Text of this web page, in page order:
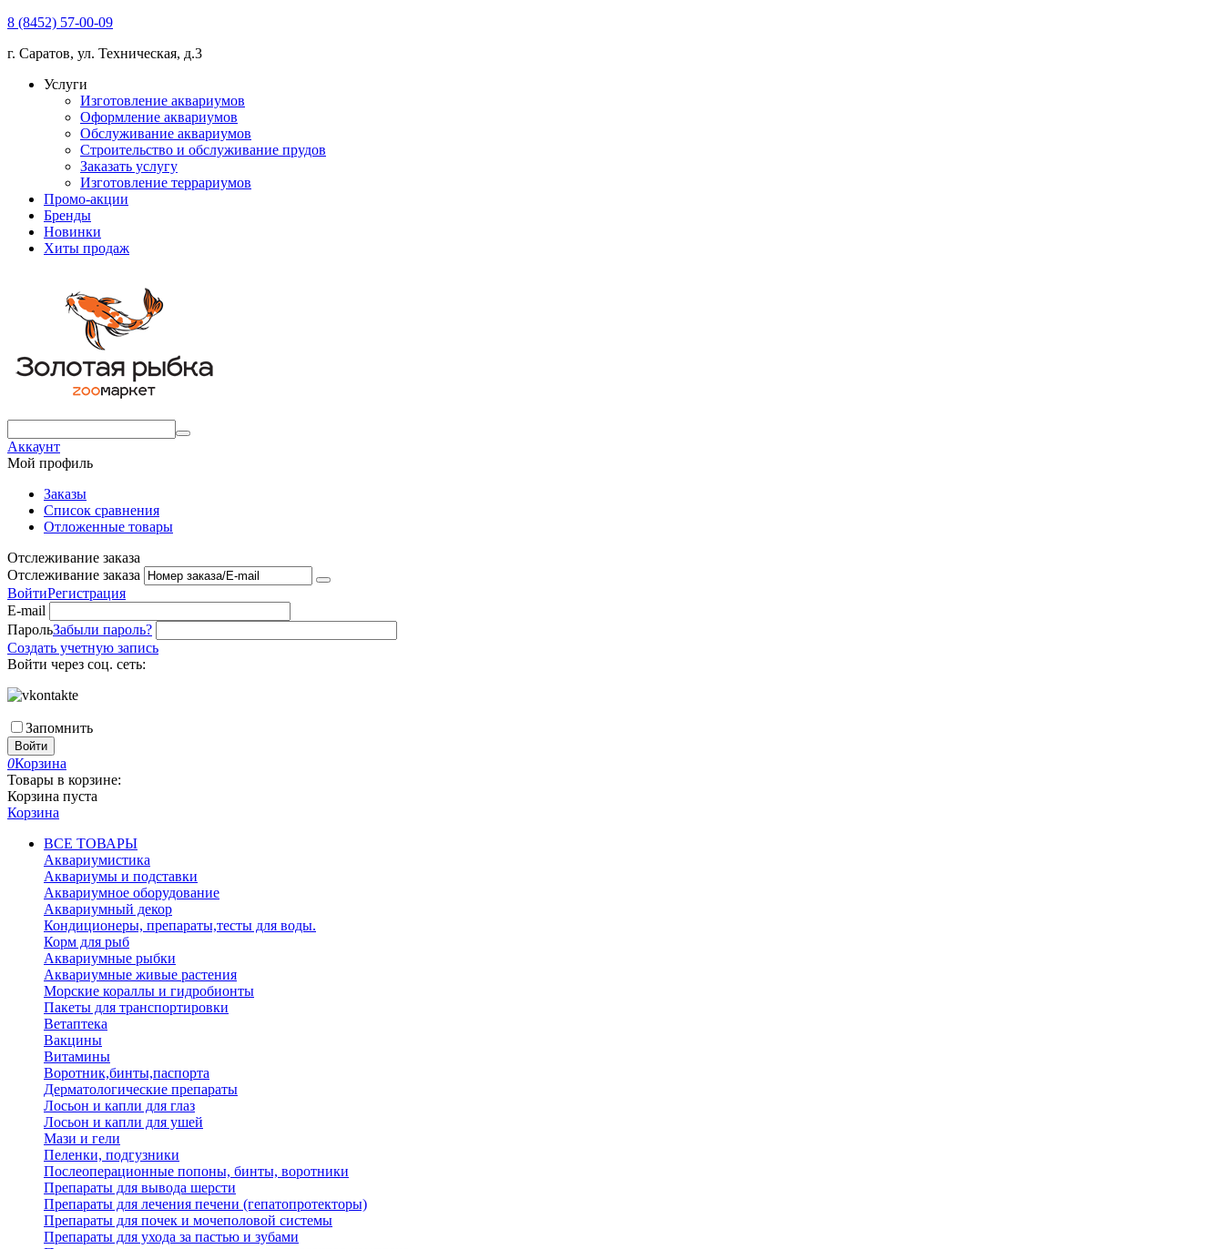
8 (8452) 57-00-09
г. Саратов, ул. Техническая, д.3
Услуги
Изготовление аквариумов
Оформление аквариумов
Обслуживание аквариумов
Строительство и обслуживание прудов
Заказать услугу
Изготовление террариумов
Промо-акции
Бренды
Новинки
Хиты продаж
Аккаунт
Мой профиль
Заказы
Список сравнения
Отложенные товары
Отслеживание заказа
Отслеживание заказа
ВойтиРегистрация
E-mail
ПарольЗабыли пароль?
Создать учетную запись
Войти через соц. сеть:
Запомнить
Войти
0Корзина
Товары в корзине:
Корзина пуста
Корзина
ВСЕ ТОВАРЫ
Аквариумистика
Аквариумы и подставки
Аквариумное оборудование
Аквариумный декор
Кондиционеры, препараты,тесты для воды.
Корм для рыб
Аквариумные рыбки
Аквариумные живые растения
Морские кораллы и гидробионты
Пакеты для транспортировки
Ветаптека
Вакцины
Витамины
Воротник,бинты,паспорта
Дерматологические препараты
Лосьон и капли для глаз
Лосьон и капли для ушей
Мази и гели
Пеленки, подгузники
Послеоперационные попоны, бинты, воротники
Препараты для вывода шерсти
Препараты для лечения печени (гепатопротекторы)
Препараты для почек и мочеполовой системы
Препараты для ухода за пастью и зубами